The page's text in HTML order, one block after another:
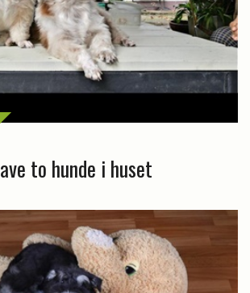
to hunde i huset